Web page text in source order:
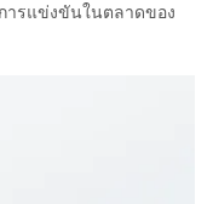
ารแข่งขันในตลาดของ